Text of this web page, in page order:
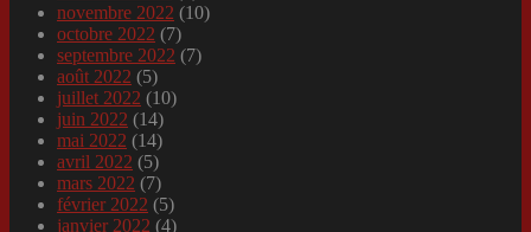
novembre 2022 (10)
octobre 2022 (7)
septembre 2022 (7)
août 2022 (5)
juillet 2022 (10)
juin 2022 (14)
mai 2022 (14)
avril 2022 (5)
mars 2022 (7)
février 2022 (5)
janvier 2022 (4)